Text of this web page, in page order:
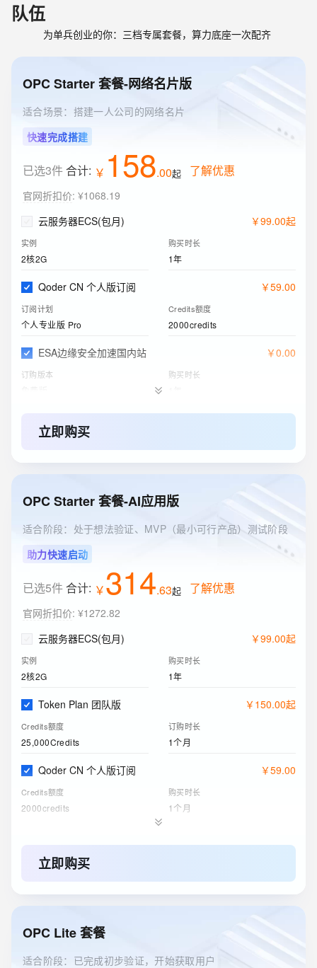
队伍
为单兵创业的你：三档专属套餐，算力底座一次配齐
OPC Starter 套餐-网络名片版
适合场景：搭建一人公司的网络名片
快速完成搭建
已选3件合计: ￥ 158.00起 了解优惠
官网折扣价: ¥1068.19
云服务器ECS(包月)
￥99.00起
实例
2核2G
购买时长
1年
Qoder CN 个人版订阅 ￥59.00
订阅计划
个人专业版 Pro
Credits额度
2000credits
ESA边缘安全加速国内站 ￥0.00
订购版本 购买时长
立即购买
OPC Starter 套餐-AI应用版
适合阶段：处于想法验证、MVP（最小可行产品）测试阶段
助力快速启动
已选5件合计: ￥314.63起 了解优惠
官网折扣价: ¥1272.82
云服务器ECS(包月)
￥99.00起
实例
2核2G
购买时长
1年
Token Plan 团队版 ￥ 150.00起
Credits额度
25,000Credits
订购时长
1个月
Qoder CN 个人版订阅 ￥59.00
Credits额度
2000credits
购买时长
1个月
存储空间
免费版
立即购买
OPC Lite 套餐
适合阶段：已完成初步验证，开始获取用户